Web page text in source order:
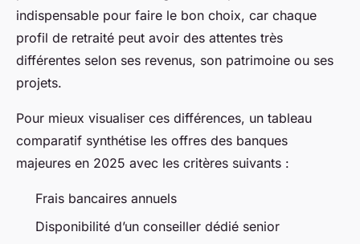
indispensable pour faire le bon choix, car chaque
profil de retraité peut avoir des attentes très
différentes selon ses revenus, son patrimoine ou ses
projets.
Pour mieux visualiser ces différences, un tableau
comparatif synthétise les offres des banques
majeures en 2025 avec les critères suivants :
Frais bancaires annuels
Disponibilité d’un conseiller dédié senior